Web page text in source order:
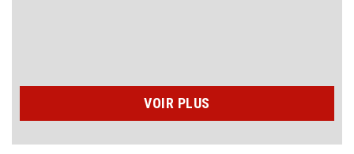
VOIR PLUS